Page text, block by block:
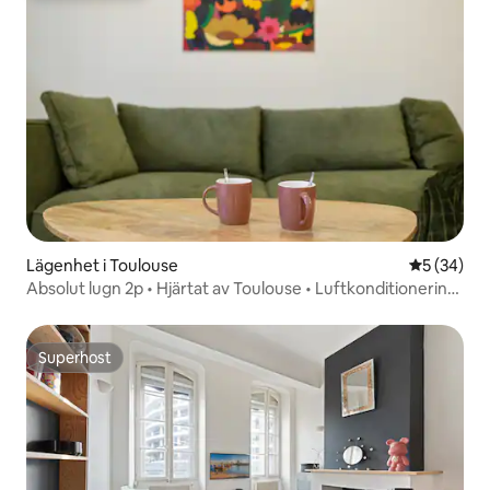
Lägenhet i Toulouse 5 av 5 i
5 (34)
Absolut lugn 2p • Hjärtat av Toulouse • Luftkonditionering
Superhost
Superhost